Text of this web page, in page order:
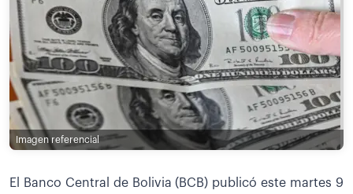
Imagen referencial
El Banco Central de Bolivia (BCB) publicó este martes 9